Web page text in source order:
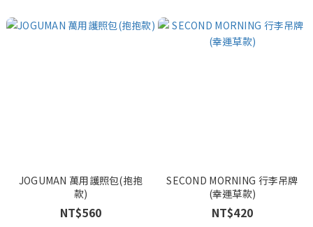
JOGUMAN 萬用護照包(抱抱
款)
NT$560
SECOND MORNING 行李吊牌
(幸運草款)
NT$420